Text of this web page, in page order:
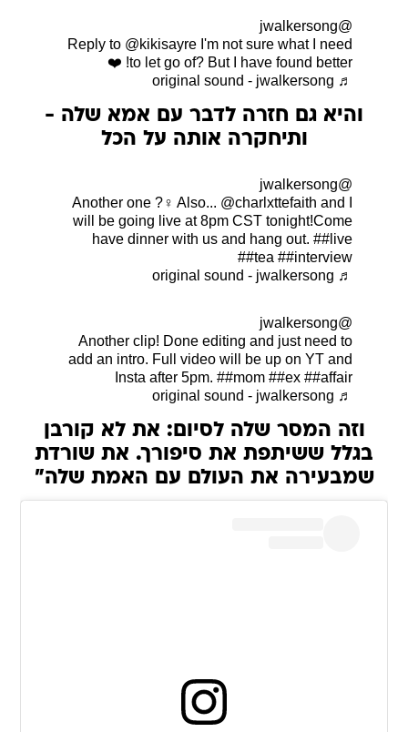
@jwalkersong
Reply to @kikisayre I'm not sure what I need
to let go of? But I have found better! ❤️
♬ original sound - jwalkersong
והיא גם חזרה לדבר עם אמא שלה -
ותיחקרה אותה על הכל
@jwalkersong
Another one ?‍♀️ Also... @charlxttefaith and I
will be going live at 8pm CST tonight!Come
have dinner with us and hang out. ##live
##tea ##interview
♬ original sound - jwalkersong
@jwalkersong
Another clip! Done editing and just need to
add an intro. Full video will be up on YT and
Insta after 5pm. ##mom ##ex ##affair
♬ original sound - jwalkersong
וזה המסר שלה לסיום: את לא קורבן
בגלל ששיתפת את סיפורך. את שורדת
שמבעירה את העולם עם האמת שלה"